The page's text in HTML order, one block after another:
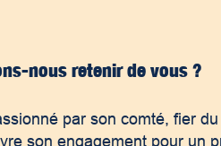
nous retenir de vous ?
par son comté, fier
son engagement pour un